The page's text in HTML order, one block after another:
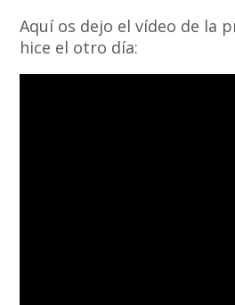
Aquí os dejo el vídeo de la
hice el otro día: